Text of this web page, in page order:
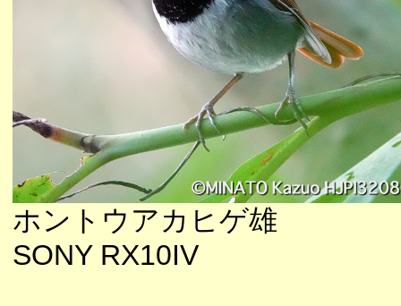
ホントウアカヒゲ雄
SONY RX10IV